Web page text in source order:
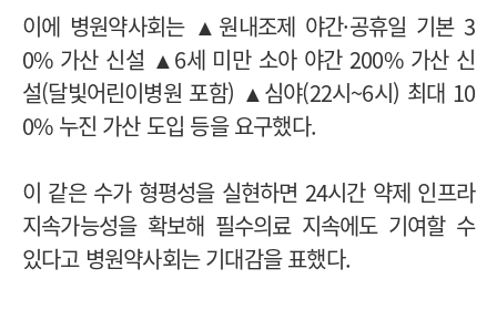
이에 병원약사회는 ▲원내조제 야간·공휴일 기본 3
0% 가산 신설 ▲6세 미만 소아 야간 200% 가산 신
설(달빛어린이병원 포함) ▲심야(22시~6시) 최대 10
0% 누진 가산 도입 등을 요구했다.
이 같은 수가 형평성을 실현하면 24시간 약제 인프라
지속가능성을 확보해 필수의료 지속에도 기여할 수
있다고 병원약사회는 기대감을 표했다.